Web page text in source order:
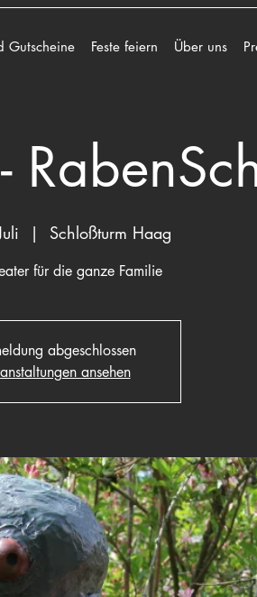
Gutscheine Feste feiern Über uns
  |
Schloßturm Haag
für die ganze Familie
abgeschlossen
ansehen